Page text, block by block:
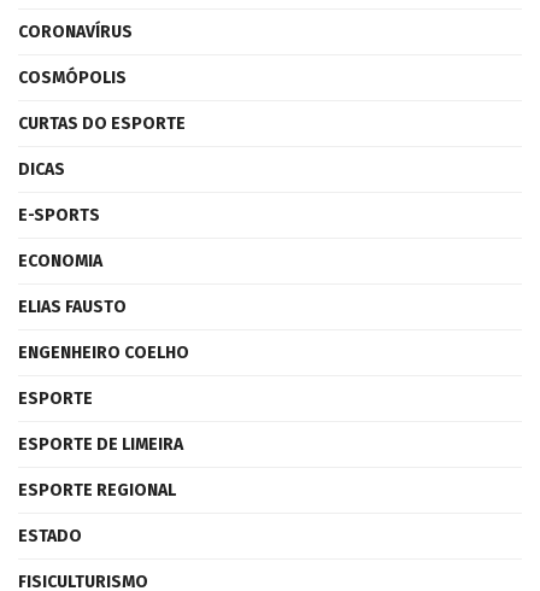
CORONAVÍRUS
COSMÓPOLIS
CURTAS DO ESPORTE
DICAS
E-SPORTS
ECONOMIA
ELIAS FAUSTO
ENGENHEIRO COELHO
ESPORTE
ESPORTE DE LIMEIRA
ESPORTE REGIONAL
ESTADO
FISICULTURISMO